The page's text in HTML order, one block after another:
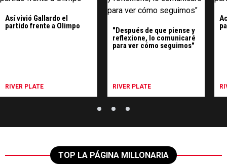
Así vivió Gallardo el
partido frente a Olimpo
RIVER PLATE
"Después de que piense y
reflexione, lo comunicaré
para ver cómo seguimos"
RIVER PLATE
TOP LA PÁGINA MILLONARIA